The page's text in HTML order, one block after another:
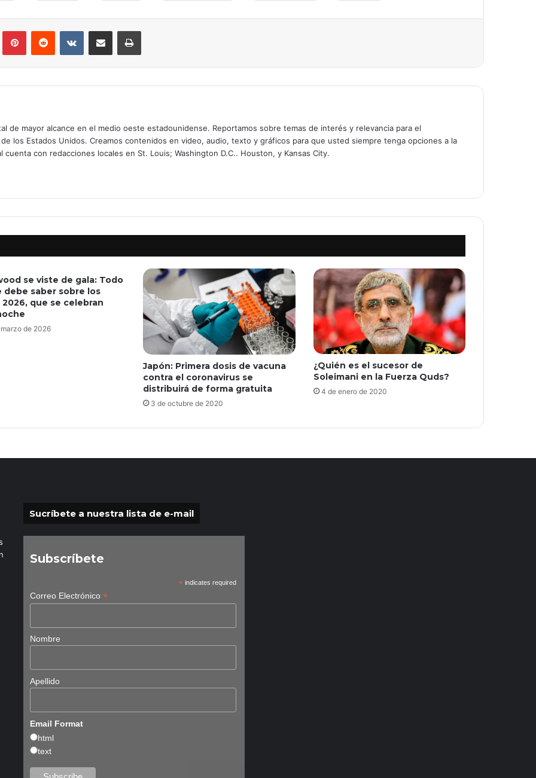
PinterestReddit VKontakteCompartir por correo electrónicoImprimir
de mayor alcance en el medio oeste estadounidense. Reportamos sobre temas de interés y relevancia para el
los Estados Unidos. Creamos contenidos en video, audio, texto y gráficos para que usted siempre tenga opciones a la
cuenta con redacciones locales en St. Louis; Washington D.C.. Houston, y Kansas City.
se viste de gala: Todo
debe saber sobre los
2026, que se celebran
de 2026
Japón: Primera dosis de vacuna
contra el coronavirus se
distribuirá de forma gratuita
3 de octubre de 2020
¿Quién es el sucesor de
Soleimani en la Fuerza Quds?
4 de enero de 2020
Sucríbete a nuestra lista de e-mail
Subscríbete
* indicates required
Correo Electrónico*
Nombre
Apellido
Email Format
html
text